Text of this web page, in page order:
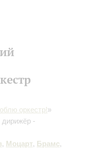
оркестр!»
дирижёр -
, Моцарт, Брамс,